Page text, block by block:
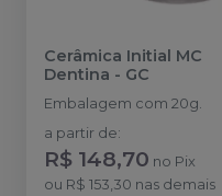
Cerâmica Initial MC
Dentina - GC
Embalagem com 20g.
a partir de:
R$ 148,70 no Pix
ou R$ 153,30 nas demais